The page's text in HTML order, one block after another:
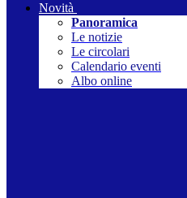
Novità
Panoramica
Le notizie
Le circolari
Calendario eventi
Albo online